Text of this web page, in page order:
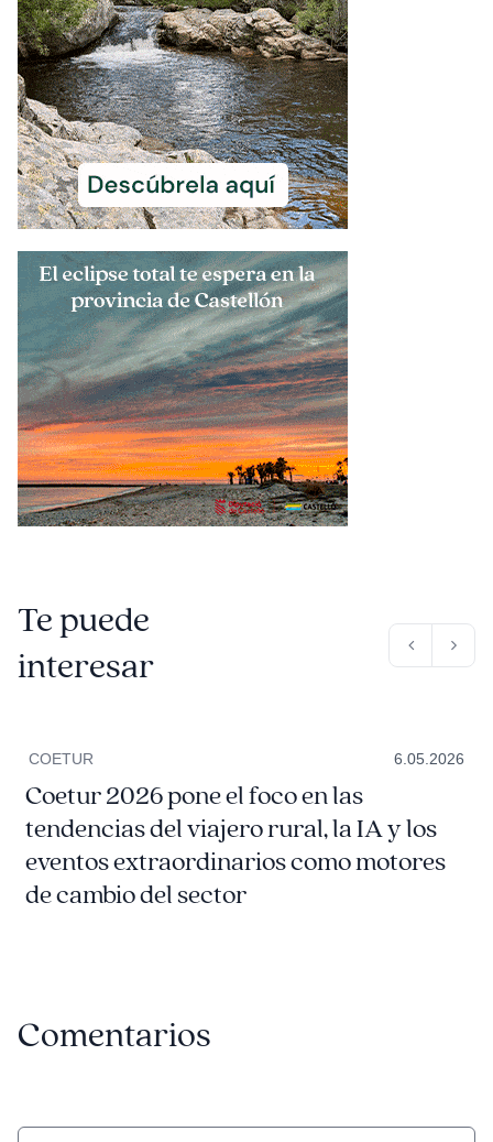
Te puede
interesar
COETUR 6.05.2026
Coetur 2026 pone el foco en las
tendencias del viajero rural, la IA y los
eventos extraordinarios como motores
de cambio del sector
Comentarios
Comentario